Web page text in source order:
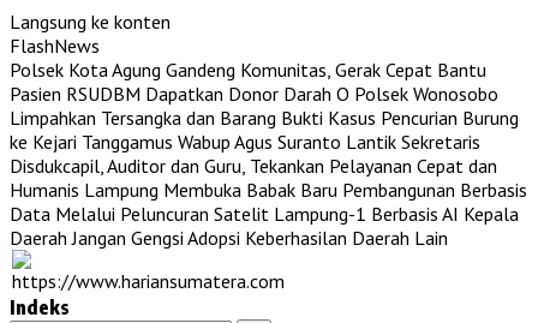
Langsung ke konten
FlashNews
Polsek Kota Agung Gandeng Komunitas, Gerak Cepat Bantu
Pasien RSUDBM Dapatkan Donor Darah O Polsek Wonosobo
Limpahkan Tersangka dan Barang Bukti Kasus Pencurian Burung
ke Kejari Tanggamus Wabup Agus Suranto Lantik Sekretaris
Disdukcapil, Auditor dan Guru, Tekankan Pelayanan Cepat dan
Humanis Lampung Membuka Babak Baru Pembangunan Berbasis
Data Melalui Peluncuran Satelit Lampung-1 Berbasis AI Kepala
Daerah Jangan Gengsi Adopsi Keberhasilan Daerah Lain
Indeks